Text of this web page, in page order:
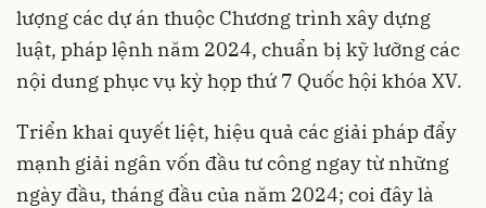
lượng các dự án thuộc Chương trình xây dựng
luật, pháp lệnh năm 2024, chuẩn bị kỹ lưỡng các
nội dung phục vụ kỳ họp thứ 7 Quốc hội khóa XV.
Triển khai quyết liệt, hiệu quả các giải pháp đẩy
mạnh giải ngân vốn đầu tư công ngay từ những
ngày đầu, tháng đầu của năm 2024; coi đây là